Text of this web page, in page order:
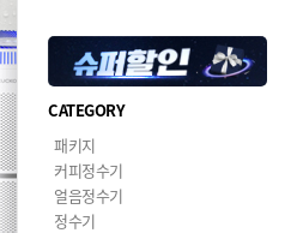
CATEGORY
패키지
커피정수기
얼음정수기
정수기